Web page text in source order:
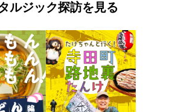
ルジック探訪を見る